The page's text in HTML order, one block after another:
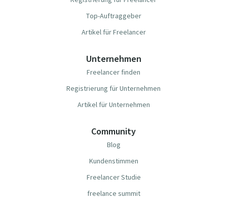
Top-Auftraggeber
Artikel für Freelancer
Unternehmen
Freelancer finden
Registrierung für Unternehmen
Artikel für Unternehmen
Community
Blog
Kundenstimmen
Freelancer Studie
freelance summit